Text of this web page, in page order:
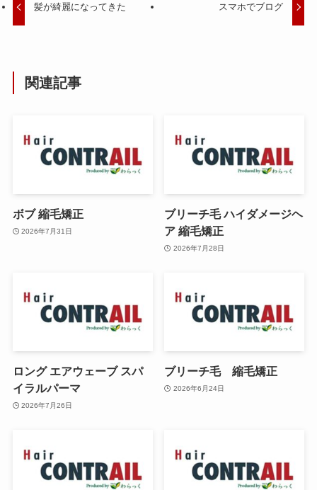
髪が綺麗になってきた スマホでブログ
関連記事
ボブ 縮毛矯正
2026年7月31日
ブリーチ毛 ハイダメージヘ
ア 縮毛矯正
2026年7月28日
ロング エアウェーブ スパ
イラルパーマ
2026年7月26日
ブリーチ毛 縮毛矯正
2026年6月24日